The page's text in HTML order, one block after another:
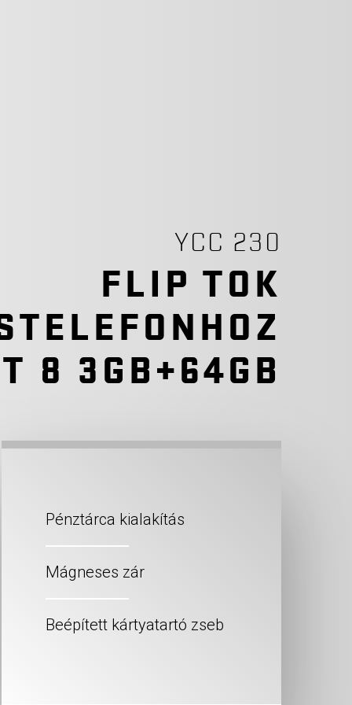
YCC 230
FLIP TOK
8 3GB+64GB
Pénztárca kialakítás
Mágneses zár
Beépített kártyatartó zseb